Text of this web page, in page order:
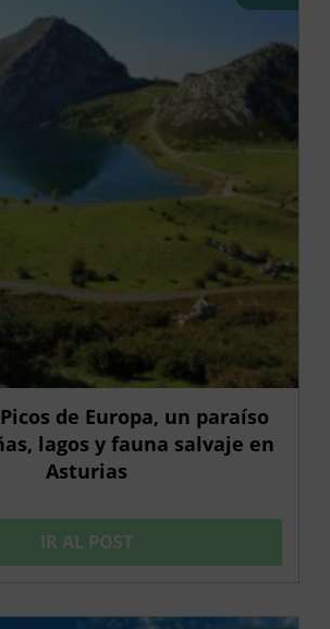
de Europa, un paraíso
lagos y fauna salvaje en
Asturias
IR AL POST